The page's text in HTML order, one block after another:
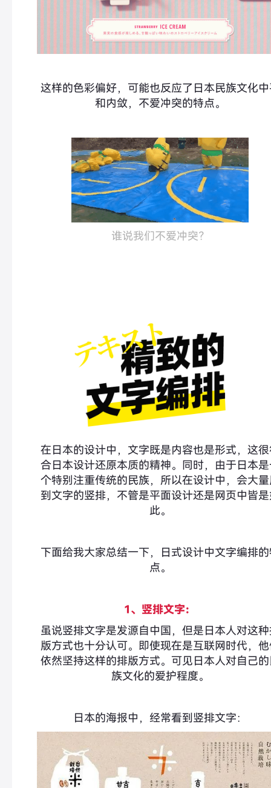
这样的色彩偏好，可能也反应了日本民族文化
和内敛，不爱冲突的特点。
谁说我们不爱冲突？
在日本的设计中，文字既是内容也是形式，这
合日本设计还原本质的精神。同时，由于日本
个特别注重传统的民族，所以在设计中，会大
到文字的竖排，不管是平面设计还是网页中皆
此。
下面给我大家总结一下，日式设计中文字编排
点。
1、竖排文字：
虽说竖排文字是发源自中国，但是日本人对这
版方式也十分认可。即使现在是互联网时代，
依然坚持这样的排版方式。可见日本人对自己
族文化的爱护程度。
日本的海报中，经常看到竖排文字：